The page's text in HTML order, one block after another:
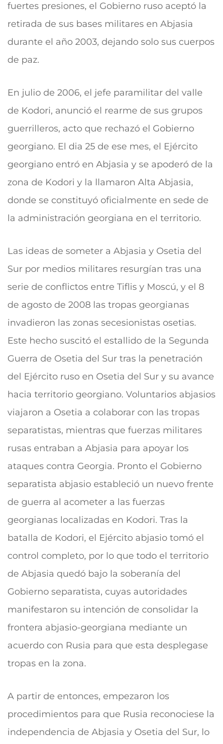
fuertes presiones, el Gobierno ruso aceptó la
retirada de sus bases militares en Abjasia
durante el año 2003, dejando solo sus cuerpos
de paz.
En julio de 2006, el jefe paramilitar del valle
de Kodori, anunció el rearme de sus grupos
guerrilleros, acto que rechazó el Gobierno
georgiano. El dia 25 de ese mes, el Ejército
georgiano entró en Abjasia y se apoderó de la
zona de Kodori y la llamaron Alta Abjasia,
donde se constituyó oficialmente en sede de
la administración georgiana en el territorio.
Las ideas de someter a Abjasia y Osetia del
Sur por medios militares resurgían tras una
serie de conflictos entre Tiflis y Moscú, y el 8
de agosto de 2008 las tropas georgianas
invadieron las zonas secesionistas osetias.
Este hecho suscitó el estallido de la Segunda
Guerra de Osetia del Sur tras la penetración
del Ejército ruso en Osetia del Sur y su avance
hacia territorio georgiano. Voluntarios abjasios
viajaron a Osetia a colaborar con las tropas
separatistas, mientras que fuerzas militares
rusas entraban a Abjasia para apoyar los
ataques contra Georgia. Pronto el Gobierno
separatista abjasio estableció un nuevo frente
de guerra al acometer a las fuerzas
georgianas localizadas en Kodori. Tras la
batalla de Kodori, el Ejército abjasio tomó el
control completo, por lo que todo el territorio
de Abjasia quedó bajo la soberanía del
Gobierno separatista, cuyas autoridades
manifestaron su intención de consolidar la
frontera abjasio-georgiana mediante un
acuerdo con Rusia para que esta desplegase
tropas en la zona.
A partir de entonces, empezaron los
procedimientos para que Rusia reconociese la
independencia de Abjasia y Osetia del Sur, lo